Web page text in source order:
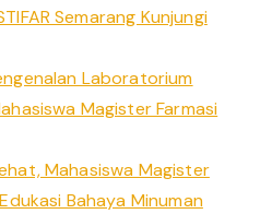
Semarang Kunjungi
Laboratorium
Magister Farmasi
Mahasiswa Magister
Bahaya Minuman